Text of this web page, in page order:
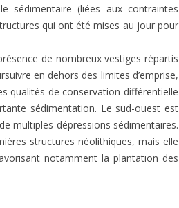
sédimentaire (liées aux contraintes
qui ont été mises au jour pour
de nombreux vestiges répartis
en dehors des limites d’emprise,
qualités de conservation différentielle
sédimentation. Le sud-ouest est
multiples dépressions sédimentaires.
structures néolithiques, mais elle
notamment la plantation des